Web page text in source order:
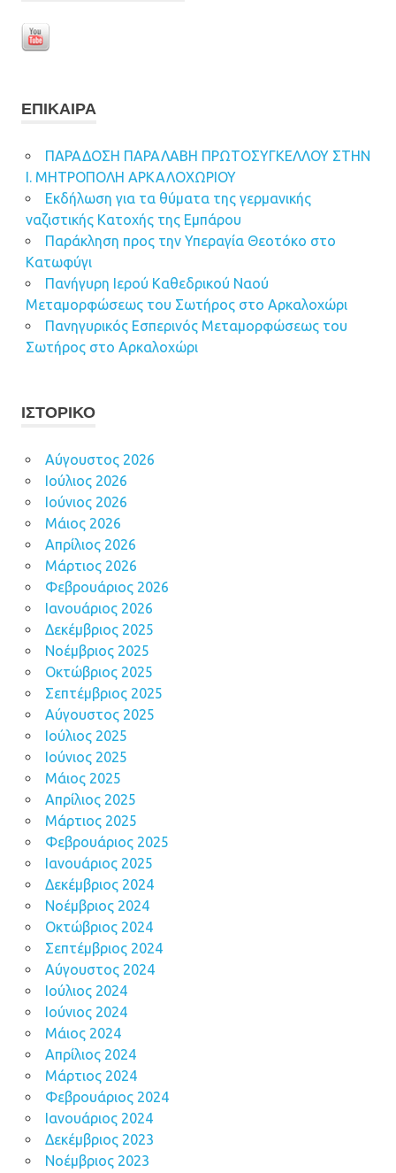
ΕΠΊΚΑΙΡΑ
ΠΑΡΑΔΟΣΗ ΠΑΡΑΛΑΒΗ ΠΡΩΤΟΣΥΓΚΕΛΛΟΥ ΣΤΗΝ
Ι. ΜΗΤΡΟΠΟΛΗ ΑΡΚΑΛΟΧΩΡΙΟΥ
Εκδήλωση για τα θύματα της γερμανικής
ναζιστικής Κατοχής της Εμπάρου
Παράκληση προς την Υπεραγία Θεοτόκο στο
Κατωφύγι
Πανήγυρη Ιερού Καθεδρικού Ναού
Μεταμορφώσεως του Σωτήρος στο Αρκαλοχώρι
Πανηγυρικός Εσπερινός Μεταμορφώσεως του
Σωτήρος στο Αρκαλοχώρι
ΙΣΤΟΡΙΚΌ
Αύγουστος 2026
Ιούλιος 2026
Ιούνιος 2026
Μάιος 2026
Απρίλιος 2026
Μάρτιος 2026
Φεβρουάριος 2026
Ιανουάριος 2026
Δεκέμβριος 2025
Νοέμβριος 2025
Οκτώβριος 2025
Σεπτέμβριος 2025
Αύγουστος 2025
Ιούλιος 2025
Ιούνιος 2025
Μάιος 2025
Απρίλιος 2025
Μάρτιος 2025
Φεβρουάριος 2025
Ιανουάριος 2025
Δεκέμβριος 2024
Νοέμβριος 2024
Οκτώβριος 2024
Σεπτέμβριος 2024
Αύγουστος 2024
Ιούλιος 2024
Ιούνιος 2024
Μάιος 2024
Απρίλιος 2024
Μάρτιος 2024
Φεβρουάριος 2024
Ιανουάριος 2024
Δεκέμβριος 2023
Νοέμβριος 2023